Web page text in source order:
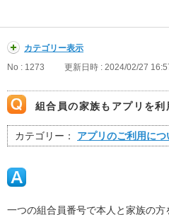
カテゴリー表示
No : 1273
更新日時 : 2024/02/27
組合員の家族もアプリを
カテゴリー： アプリのご利用につ
一つの組合員番号で本人と家族の方